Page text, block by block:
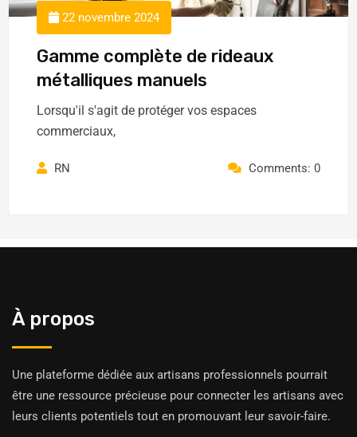
22 novembre 2024
Gamme complète de rideaux
métalliques manuels
Lorsqu'il s'agit de protéger vos espaces
commerciaux,
RN Comments: 0
À propos
Une plateforme dédiée aux artisans professionnels pourrait
être une ressource précieuse pour connecter les artisans avec
leurs clients potentiels tout en promouvant leur savoir-faire.